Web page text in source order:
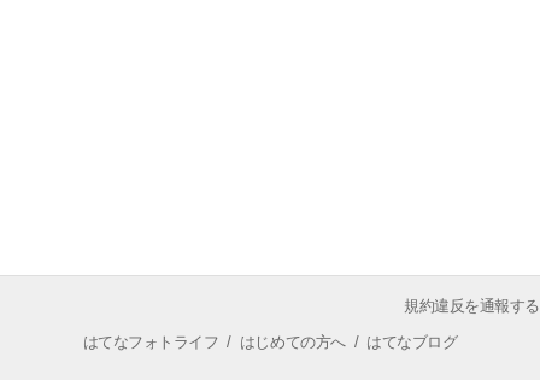
規約違反を通報する
はてなフォトライフ / はじめての方へ/ はてなブログ